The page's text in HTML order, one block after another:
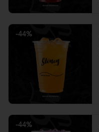
-44%
-44%